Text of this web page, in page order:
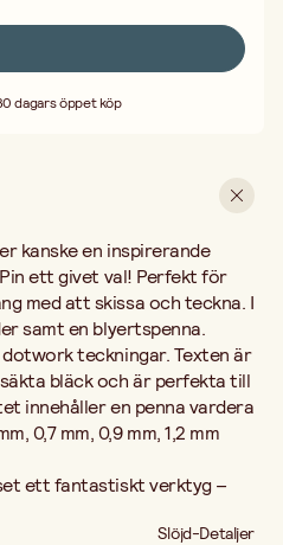
verktyg – eller en
dagars öppet köp
kanske en inspirerande
ett givet val! Perfekt för
med att skissa och teckna. I
samt en blyertspenna.
teckningar. Texten är
bläck och är perfekta till
innehåller en penna vardera
0,7 mm, 0,9 mm, 1,2 mm
ett fantastiskt verktyg –
Slöjd-Detaljer